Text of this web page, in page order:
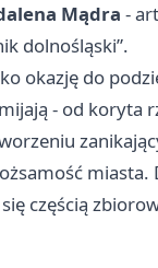
Mądra -
dolnośląski”.
okazję do
- od koryta
miasta.
częścią